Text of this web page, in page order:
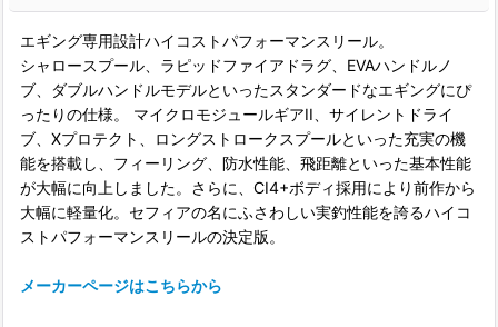
エギング専用設計ハイコストパフォーマンスリール。
シャロースプール、ラピッドファイアドラグ、EVAハンドルノ
ブ、ダブルハンドルモデルといったスタンダードなエギングにぴ
ったりの仕様。 マイクロモジュールギアII、サイレントドライ
ブ、Xプロテクト、ロングストロークスプールといった充実の機
能を搭載し、フィーリング、防水性能、飛距離といった基本性能
が大幅に向上しました。さらに、CI4+ボディ採用により前作から
大幅に軽量化。セフィアの名にふさわしい実釣性能を誇るハイコ
ストパフォーマンスリールの決定版。
メーカーページはこちらから